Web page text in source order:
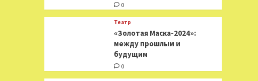
0
Театр
«Золотая Маска-2024»:
между прошлым и
будущим
0